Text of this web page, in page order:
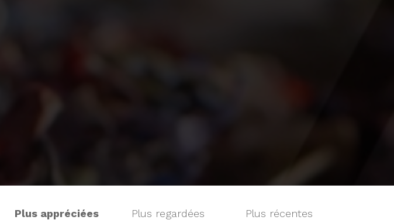
Plus appréciées Plus regardées Plus récentes